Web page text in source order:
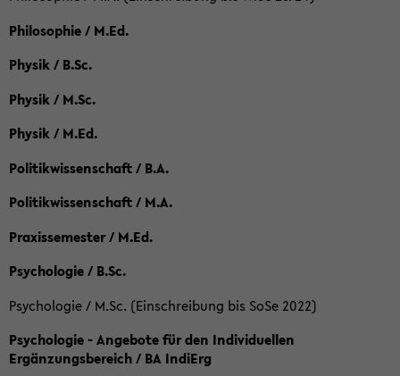
Philosophie / M.Ed.
Physik / B.Sc.
Physik / M.Sc.
Physik / M.Ed.
Politikwissenschaft / B.A.
Politikwissenschaft / M.A.
Praxissemester / M.Ed.
Psychologie / B.Sc.
Psychologie / M.Sc. (Einschreibung bis SoSe 2022)
Psychologie - Angebote für den Individuellen
Ergänzungsbereich / BA IndiErg